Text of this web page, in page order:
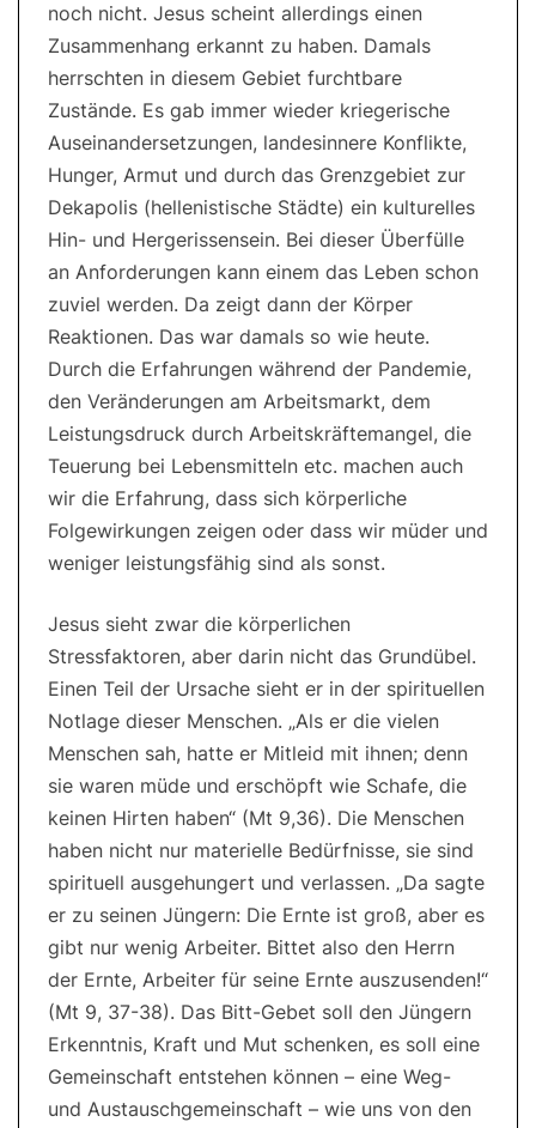
noch nicht. Jesus scheint allerdings einen
Zusammenhang erkannt zu haben. Damals
herrschten in diesem Gebiet furchtbare
Zustände. Es gab immer wieder kriegerische
Auseinandersetzungen, landesinnere Konflikte,
Hunger, Armut und durch das Grenzgebiet zur
Dekapolis (hellenistische Städte) ein kulturelles
Hin- und Hergerissensein. Bei dieser Überfülle
an Anforderungen kann einem das Leben schon
zuviel werden. Da zeigt dann der Körper
Reaktionen. Das war damals so wie heute.
Durch die Erfahrungen während der Pandemie,
den Veränderungen am Arbeitsmarkt, dem
Leistungsdruck durch Arbeitskräftemangel, die
Teuerung bei Lebensmitteln etc. machen auch
wir die Erfahrung, dass sich körperliche
Folgewirkungen zeigen oder dass wir müder und
weniger leistungsfähig sind als sonst.
Jesus sieht zwar die körperlichen
Stressfaktoren, aber darin nicht das Grundübel.
Einen Teil der Ursache sieht er in der spirituellen
Notlage dieser Menschen. „Als er die vielen
Menschen sah, hatte er Mitleid mit ihnen; denn
sie waren müde und erschöpft wie Schafe, die
keinen Hirten haben“ (Mt 9,36). Die Menschen
haben nicht nur materielle Bedürfnisse, sie sind
spirituell ausgehungert und verlassen. „Da sagte
er zu seinen Jüngern: Die Ernte ist groß, aber es
gibt nur wenig Arbeiter. Bittet also den Herrn
der Ernte, Arbeiter für seine Ernte auszusenden!“
(Mt 9, 37-38). Das Bitt-Gebet soll den Jüngern
Erkenntnis, Kraft und Mut schenken, es soll eine
Gemeinschaft entstehen können – eine Weg-
und Austauschgemeinschaft – wie uns von den